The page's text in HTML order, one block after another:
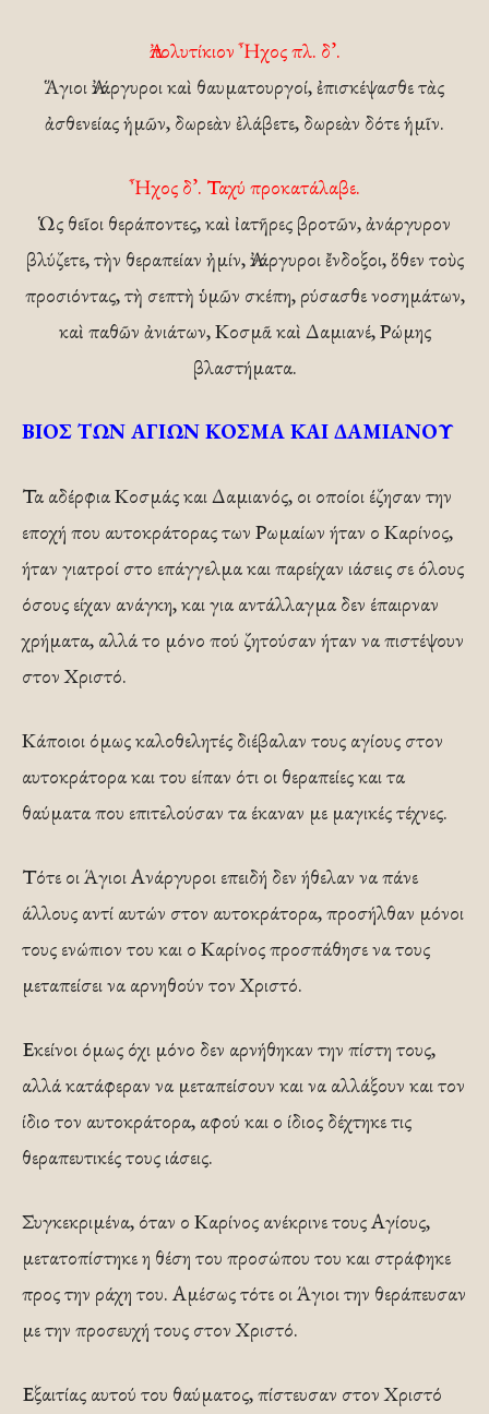
Ἀπολυτίκιον Ἦχος πλ. δ’.
Ἅγιοι Ἀνάργυροι καὶ θαυματουργοί, ἐπισκέψασθε τὰς
ἀσθενείας ἡμῶν, δωρεὰν ἐλάβετε, δωρεὰν δότε ἡμῖν.
Ἦχος δ’. Ταχύ προκατάλαβε.
Ὡς θεῖοι θεράποντες, καὶ ἰατῆρες βροτῶν, ἀνάργυρον
βλύζετε, τὴν θεραπείαν ἠμίν, Ἀνάργυροι ἔνδοξοι, ὅθεν τοὺς
προσιόντας, τὴ σεπτὴ ὑμῶν σκέπη, ρύσασθε νοσημάτων,
καὶ παθῶν ἀνιάτων, Κοσμᾶ καὶ Δαμιανέ, Ρώμης
βλαστήματα.
ΒΙΟΣ ΤΩΝ ΑΓΙΩΝ ΚΟΣΜΑ ΚΑΙ ΔΑΜΙΑΝΟΥ
Τα αδέρφια Κοσμάς και Δαμιανός, οι οποίοι έζησαν την
εποχή που αυτοκράτορας των Ρωμαίων ήταν ο Καρίνος,
ήταν γιατροί στο επάγγελμα και παρείχαν ιάσεις σε όλους
όσους είχαν ανάγκη, και για αντάλλαγμα δεν έπαιρναν
χρήματα, αλλά το μόνο πού ζητούσαν ήταν να πιστέψουν
στον Χριστό.
Κάποιοι όμως καλοθελητές διέβαλαν τους αγίους στον
αυτοκράτορα και του είπαν ότι οι θεραπείες και τα
θαύματα που επιτελούσαν τα έκαναν με μαγικές τέχνες.
Τότε οι Άγιοι Ανάργυροι επειδή δεν ήθελαν να πάνε
άλλους αντί αυτών στον αυτοκράτορα, προσήλθαν μόνοι
τους ενώπιον του και ο Καρίνος προσπάθησε να τους
μεταπείσει να αρνηθούν τον Χριστό.
Εκείνοι όμως όχι μόνο δεν αρνήθηκαν την πίστη τους,
αλλά κατάφεραν να μεταπείσουν και να αλλάξουν και τον
ίδιο τον αυτοκράτορα, αφού και ο ίδιος δέχτηκε τις
θεραπευτικές τους ιάσεις.
Συγκεκριμένα, όταν ο Καρίνος ανέκρινε τους Αγίους,
μετατοπίστηκε η θέση του προσώπου του και στράφηκε
προς την ράχη του. Αμέσως τότε οι Άγιοι την θεράπευσαν
με την προσευχή τους στον Χριστό.
Εξαιτίας αυτού του θαύματος, πίστευσαν στον Χριστό